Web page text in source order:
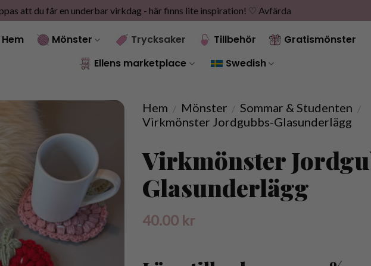
att du får en underbar virkdag - här finns lite inspiration! ♡ Avfärda
Hem Mönster Trycksaker Tillbehör
Gratismönster
Ellens marketplace
Swedish
Hem / Mönster / Sommar & Studenten /
Virkmönster Jordgubbs-Glasunderlägg
Virkmönster
Glasunderlägg
40.00 kr